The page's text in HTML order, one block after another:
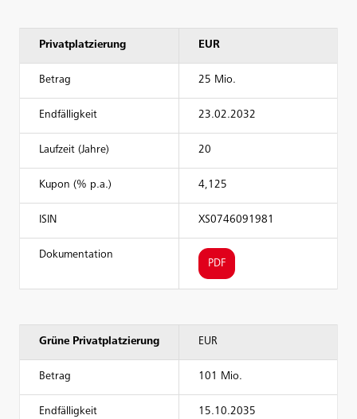
Privatplatzierung EUR
Betrag 25 Mio.
Endfälligkeit 23.02.2032
Laufzeit (Jahre) 20
Kupon (% p.a.) 4,125
ISIN XS0746091981
Dokumentation
PDF
Grüne Privatplatzierung EUR
Betrag 101 Mio.
Endfälligkeit 15.10.2035